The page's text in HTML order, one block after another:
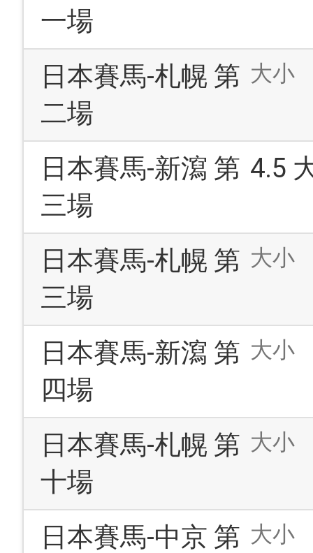
一場
日本賽馬-札幌 第
二場
大小
日本賽馬-新瀉 第
三場
4.5
日本賽馬-札幌 第
三場
大小
日本賽馬-新瀉 第
四場
大小
日本賽馬-札幌 第
十場
大小
日本賽馬-中京 第 大小